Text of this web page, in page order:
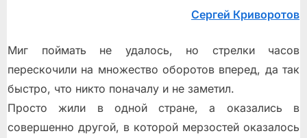
Сергей Криворотов
Миг поймать не удалось, но стрелки часов
перескочили на множество оборотов вперeд, да так
быстро, что никто поначалу и не заметил.
Просто жили в одной стране, а оказались в
совершенно другой, в которой мерзостей оказалось